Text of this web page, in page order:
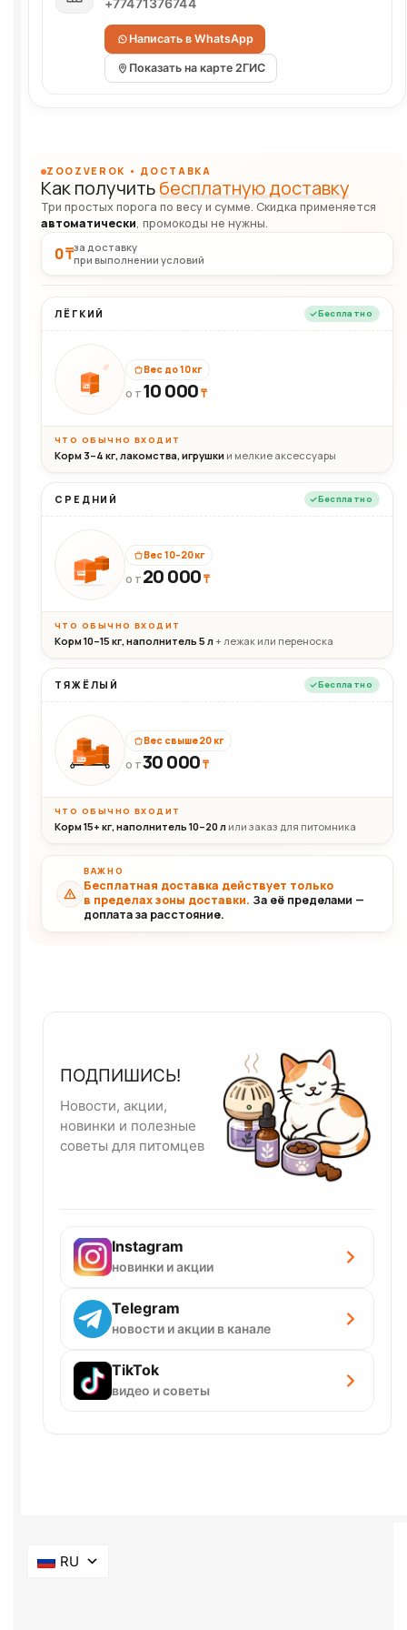
Написать в WhatsApp
Показать на карте 2ГИС
ZOOZVEROK • ДОСТАВКА
Как получитьбесплатную доставку
Три простых порога по весу и сумме. Скидка применяется
автоматически, промокоды не нужны.
0 ₸за доставку
при выполнении условий
ЛЁГКИЙ Бесплатно
10кг
Вес до 10 кг
ОТ 10 000₸
ЧТО ОБЫЧНО ВХОДИТ
Корм 3–4 кг, лакомства, игрушки и мелкие аксессуары
СРЕДНИЙ Бесплатно
20кг
Вес 10–20 кг
ОТ 20 000₸
ЧТО ОБЫЧНО ВХОДИТ
Корм 10–15 кг, наполнитель 5 л+ лежак или переноска
ТЯЖЁЛЫЙ Бесплатно
30+кг
Вес свыше 20 кг
ОТ30 000₸
ЧТО ОБЫЧНО ВХОДИТ
Корм 15+ кг, наполнитель 10–20 л или заказ для питомника
ВАЖНО
Бесплатная доставка действует только
в пределах зоны доставки. За её пределами —
доплата за расстояние.
ПОДПИШИСЬ!
Новости, акции,
новинки и полезные
советы для питомцев
Instagram
новинки и акции
Telegram
новости и акции в канале
TikTok
видео и советы
RU